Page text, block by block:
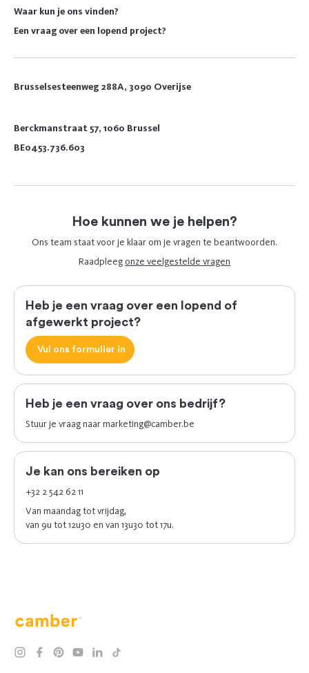
Waar kun je ons vinden?
Een vraag over een lopend project?
Brusselsesteenweg 288A, 3090 Overijse
Berckmanstraat 57, 1060 Brussel
BE0453.736.603
Hoe kunnen we je helpen?
Ons team staat voor je klaar om je vragen te beantwoorden.
Raadpleegonze veelgestelde vragen
Heb je een vraag over een lopend of
afgewerkt project?
Vul ons formulier in
Heb je een vraag over ons bedrijf?
Stuur je vraag naarmarketing@camber.be
Je kan ons bereiken op
+32 2 542 62 11
Van maandag tot vrijdag,
van 9u tot 12u30 en van 13u30 tot 17u.
Camber
instagramfacebookpinterestyoutubelinkedintiktok